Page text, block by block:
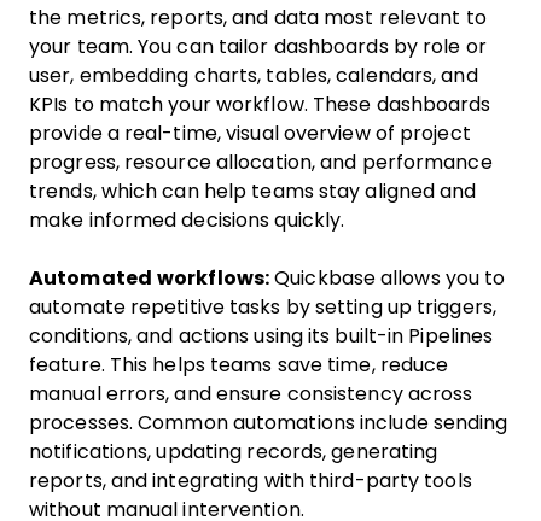
the metrics, reports, and data most relevant to
your team. You can tailor dashboards by role or
user, embedding charts, tables, calendars, and
KPIs to match your workflow. These dashboards
provide a real-time, visual overview of project
progress, resource allocation, and performance
trends, which can help teams stay aligned and
make informed decisions quickly.
Automated workflows: Quickbase allows you to
automate repetitive tasks by setting up triggers,
conditions, and actions using its built-in Pipelines
feature. This helps teams save time, reduce
manual errors, and ensure consistency across
processes. Common automations include sending
notifications, updating records, generating
reports, and integrating with third-party tools
without manual intervention.